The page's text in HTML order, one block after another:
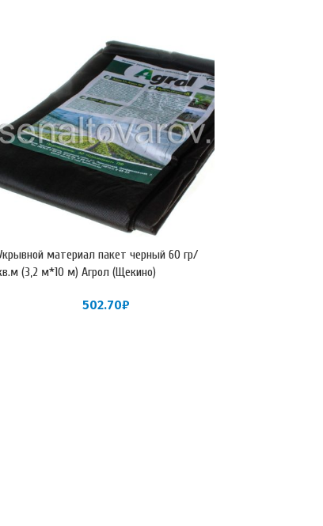
материал пакет черный 60 гр/
(3,2 м*10 м) Агрол (Щекино)
502.70₽